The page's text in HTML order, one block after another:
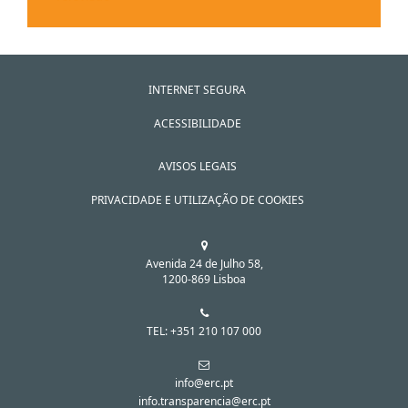
INTERNET SEGURA
ACESSIBILIDADE
AVISOS LEGAIS
PRIVACIDADE E UTILIZAÇÃO DE COOKIES
Avenida 24 de Julho 58,
1200-869 Lisboa
TEL: +351 210 107 000
info@erc.pt
info.transparencia@erc.pt